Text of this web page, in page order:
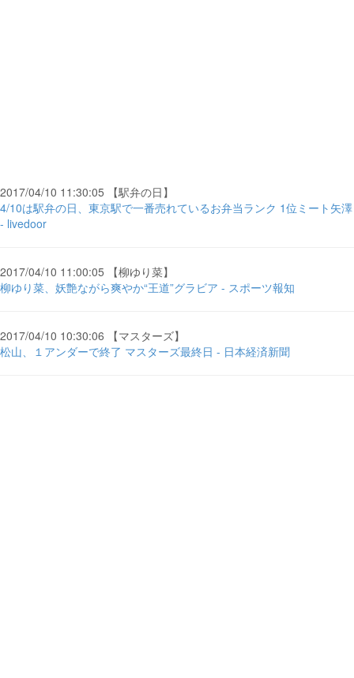
2017/04/10 11:30:05 【駅弁の日】
4/10は駅弁の日、東京駅で一番売れているお弁当ランク 1位ミート矢澤
- livedoor
2017/04/10 11:00:05 【柳ゆり菜】
柳ゆり菜、妖艶ながら爽やか“王道”グラビア - スポーツ報知
2017/04/10 10:30:06 【マスターズ】
松山、１アンダーで終了 マスターズ最終日 - 日本経済新聞